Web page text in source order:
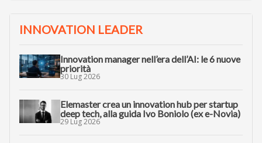
INNOVATION LEADER
Innovation manager nell’era dell’AI: le 6 nuove
priorità
30 Lug 2026
Elemaster crea un innovation hub per startup
deep tech, alla guida Ivo Boniolo (ex e-Novia)
29 Lug 2026